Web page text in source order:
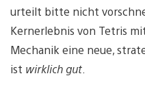
urteilt bitte nicht
Kernerlebnis von Tetris
Mechanik eine neue,
ist wirklich gut